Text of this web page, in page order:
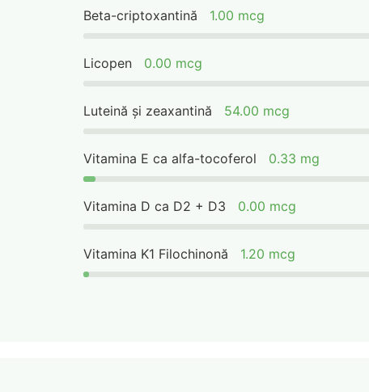
Beta-criptoxantină 1.00 mcg
Licopen 0.00 mcg
Luteină și zeaxantină 54.00 mcg
Vitamina E ca alfa-tocoferol 0.33 mg
Vitamina D ca D2 + D3 0.00 mcg
Vitamina K1 Filochinonă 1.20 mcg